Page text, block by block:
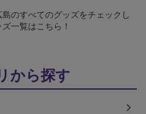
のすべてのグッズをチェックし
一覧はこちら！
から探す